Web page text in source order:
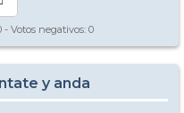
- Votos negativos: 0
y anda